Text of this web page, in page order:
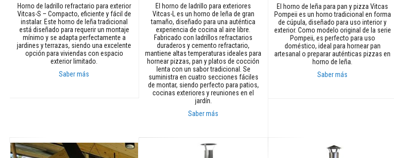
resistentes
Refractarios
Hormigones
Horno de ladrillo refractario para exterior
Vitcas-S – Compacto, eficiente y fácil de
instalar. Este horno de leña tradicional
está diseñado para requerir un montaje
mínimo y se adapta perfectamente a
jardines y terrazas, siendo una excelente
opción para viviendas con espacio
exterior limitado.
Saber más
El horno de ladrillo para exteriores
Vitcas-L es un horno de leña de gran
tamaño, diseñado para una auténtica
experiencia de cocina al aire libre.
Fabricado con ladrillos refractarios
duraderos y cemento refractario,
mantiene altas temperaturas ideales para
hornear pizzas, pan y platos de cocción
lenta con un sabor tradicional. Se
suministra en cuatro secciones fáciles
de montar, siendo perfecto para patios,
cocinas exteriores y reuniones en el
jardín.
Saber más
Añadir al carrito
El horno de leña para pan y pizza Vitcas
Pompeii es un horno tradicional en forma
de cúpula, diseñado para uso interior y
exterior. Como modelo original de la serie
Pompeii, es perfecto para uso
doméstico, ideal para hornear pan
artesanal o preparar auténticas pizzas en
horno de leña.
Saber más